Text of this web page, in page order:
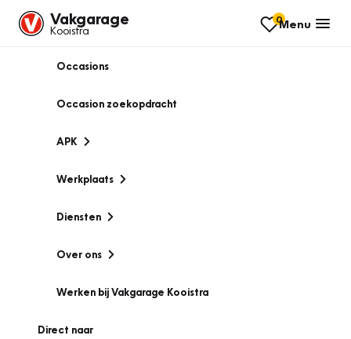
Vakgarage
Kooistra
0Menu
Occasions
Occasion zoekopdracht
APK
Werkplaats
Diensten
Over ons
Werken bij Vakgarage Kooistra
Direct naar